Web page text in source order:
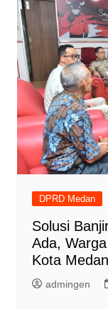
DPRD Medan
Solusi
Ada,
Kota Medan
admingen